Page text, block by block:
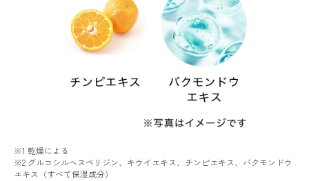
※1 乾燥による
※2 グルコシルヘスペリジン、キウイエキス、チンピエキス、バクモンドウ
エキス（すべて保湿成分）